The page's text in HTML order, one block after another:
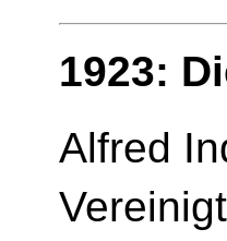
1923:
Alfred